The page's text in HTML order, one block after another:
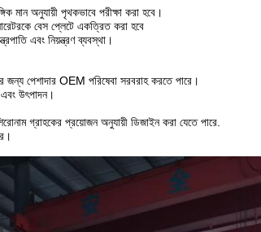
মান অনুযায়ী পৃথকভাবে পরীক্ষা করা হবে।
বেস প্লেটে একত্রিত করা হবে
এবং নিয়ন্ত্রণ ব্যবস্থা।
জন্য পেশাদার OEM পরিষেবা সরবরাহ করতে পারে।
এবং উৎপাদন।
গ্রাহকের প্রয়োজন অনুযায়ী ডিজাইন করা যেতে পারে.